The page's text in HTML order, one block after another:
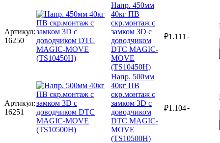
Артикул:
16250
Напр. 450мм
40кг ПВ
скр.монтаж с
замком 3D с
доводчиком
DTC MAGIC-
MOVE
(TS10450H)
₽1.111 -
Артикул:
16251
Напр. 500мм
40кг ПВ
скр.монтаж с
замком 3D с
доводчиком
DTC MAGIC-
MOVE
(TS10500H)
₽1.104-